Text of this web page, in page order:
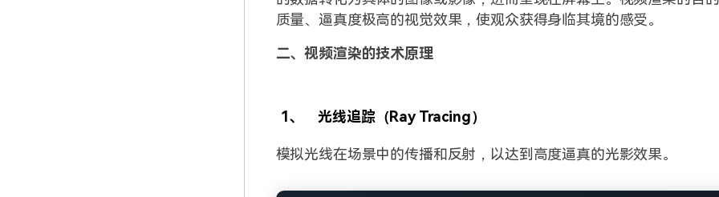
质量、逼真度极高的视觉效果，使观众获得身临其境的感受。
二、视频渲染的技术原理
1、 光线追踪（Ray Tracing）
模拟光线在场景中的传播和反射，以达到高度逼真的光影效果。